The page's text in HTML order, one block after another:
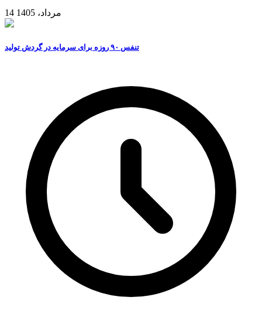
14 مرداد، 1405
تنفس ۹۰ روزه برای سرمایه در گردش تولید